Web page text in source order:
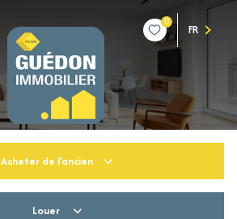
0
FR
Acheter de l'ancien
Louer